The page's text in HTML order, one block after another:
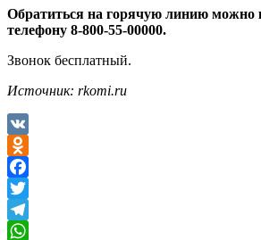
Обратиться на горячую линию можно
телефону 8-800-55-00000.
Звонок бесплатный.
Источник: rkomi.ru
VK
Odnoklassniki
Facebook
Twitter
Telegram